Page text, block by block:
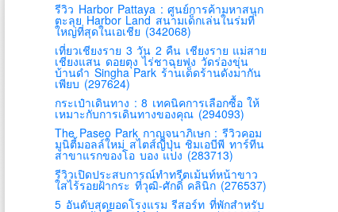
รีวิว Harbor Pattaya : ศูนย์การค้ามหาสนุก
ตะลุย Harbor Land สนามเด็กเล่นในร่มที่
ใหญ่ที่สุดในเอเชีย (342068)
เที่ยวเชียงราย 3 วัน 2 คืน เชียงราย แม่สาย
เชียงแสน ดอยตุง ไร่ชาฉุยฟง วัดร่องขุ่น
บ้านดำ Singha Park ร้านเด็ดร้านดังมากัน
เพียบ (297624)
กระเป๋าเดินทาง : 8 เทคนิคการเลือกซื้อ ให้
เหมาะกับการเดินทางของคุณ (294093)
The Paseo Park กาญจนาภิเษก : รีวิวคอม
มูนิตี้มอลล์ใหม่ สไตส์ญี่ปุ่น ชิมเอบีพี ทาร์ทีน
สาขาแรกของโอ บอง แปง (283713)
รีวิวเปิดประสบการณ์ทำทรีตเม้นท์หน้าขาว
ใสไร้รอยฝ้ากระ ที่วุฒิ-ศักดิ์ คลินิก (276537)
5 อันดับสุดยอดโรงแรม รีสอร์ท ที่พักสำหรับ